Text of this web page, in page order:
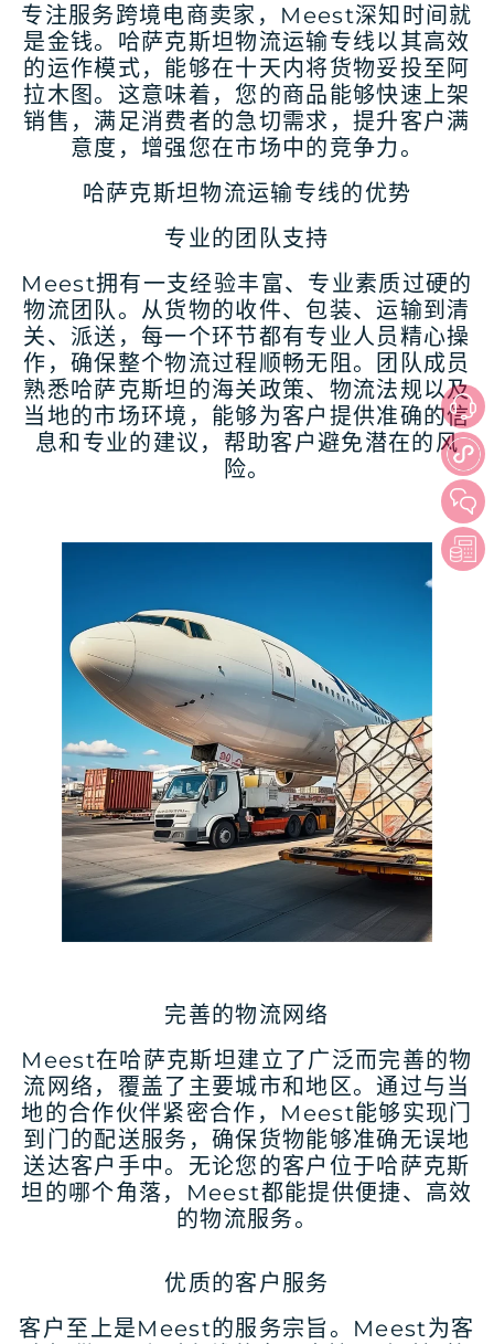
专注服务跨境电商卖家，Meest深知时间就
是金钱。哈萨克斯坦物流运输专线以其高效
的运作模式，能够在十天内将货物妥投至阿
拉木图。这意味着，您的商品能够快速上架
销售，满足消费者的急切需求，提升客户满
意度，增强您在市场中的竞争力。
哈萨克斯坦物流运输专线的优势
专业的团队支持
Meest拥有一支经验丰富、专业素质过硬的
物流团队。从货物的收件、包装、运输到清
关、派送，每一个环节都有专业人员精心操
作，确保整个物流过程顺畅无阻。团队成员
熟悉哈萨克斯坦的海关政策、物流法规以及
当地的市场环境，能够为客户提供准确的信
息和专业的建议，帮助客户避免潜在的风
险。
完善的物流网络
Meest在哈萨克斯坦建立了广泛而完善的物
流网络，覆盖了主要城市和地区。通过与当
地的合作伙伴紧密合作，Meest能够实现门
到门的配送服务，确保货物能够准确无误地
送达客户手中。无论您的客户位于哈萨克斯
坦的哪个角落，Meest都能提供便捷、高效
的物流服务。
优质的客户服务
客户至上是Meest的服务宗旨。Meest为客